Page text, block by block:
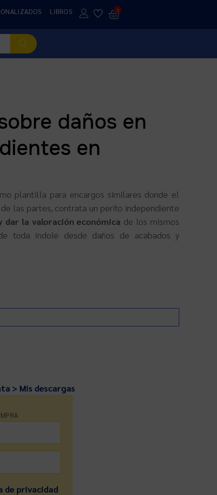
LIBROS 0
daños en
en
plantilla para encargos similares donde el
las partes, contrata un perito independiente
dar la valoración económica de los mismos
toda índole desde daños de acabados y
> Mis descargas
de privacidad